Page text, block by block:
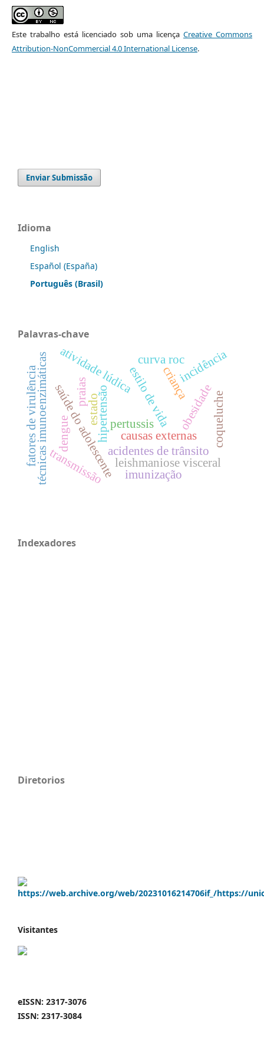
Este trabalho está licenciado sob uma licençaCreative Commons
Attribution-NonCommercial 4.0 International License.
Enviar Submissão
Idioma
English
Español (España)
Português (Brasil)
Palavras-chave
estilo de vida
saúde do adolescente
hipertensão
acidentes de trânsito
causas externas
obesidade
criança
atividade lúdica
leishmaniose visceral
curva roc
técnicas imunoenzimáticas pertussis coqueluche
incidência
transmissão
fatores de virulência
imunização
dengue
estado
praias
Indexadores
Diretorios
Visitantes
eISSN: 2317-3076
ISSN: 2317-3084